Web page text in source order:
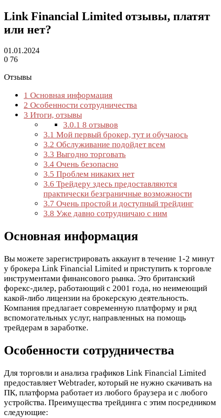
Link Financial Limited отзывы, платят
или нет?
01.01.2024
0 76
Отзывы
1 Основная информация
2 Особенности сотрудничества
3 Итоги, отзывы
3.0.1 8 отзывов
3.1 Мой первый брокер, тут и обучаюсь
3.2 Обслуживание подойдет всем
3.3 Выгодно торговать
3.4 Очень безопасно
3.5 Проблем никаких нет
3.6 Трейдеру здесь предоставляются
практически безграничные возможности
3.7 Очень простой и доступный трейдинг
3.8 Уже давно сотрудничаю с ним
Основная информация
Вы можете зарегистрировать аккаунт в течение 1-2 минут
у брокера Link Financial Limited и приступить к торговле
инструментами финансового рынка. Это британский
форекс-дилер, работающий с 2001 года, но неимеющий
какой-либо лицензии на брокерскую деятельность.
Компания предлагает современную платформу и ряд
вспомогательных услуг, направленных на помощь
трейдерам в заработке.
Особенности сотрудничества
Для торговли и анализа графиков Link Financial Limited
предоставляет Webtrader, который не нужно скачивать на
ПК, платформа работает из любого браузера и с любого
устройства. Преимущества трейдинга с этим посредником
следующие: